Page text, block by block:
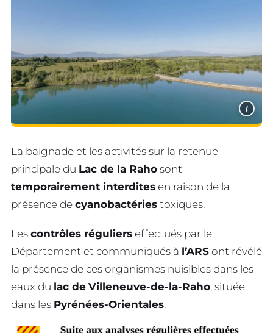
i
La baignade et les activités sur la retenue
principale du Lac de la Raho sont
temporairement interdites en raison de la
présence de cyanobactéries toxiques.
Les contrôles réguliers effectués par le
Département et communiqués à l’ARS ont révélé
la présence de ces organismes nuisibles dans les
eaux du lac de Villeneuve-de-la-Raho, située
dans les Pyrénées-Orientales.